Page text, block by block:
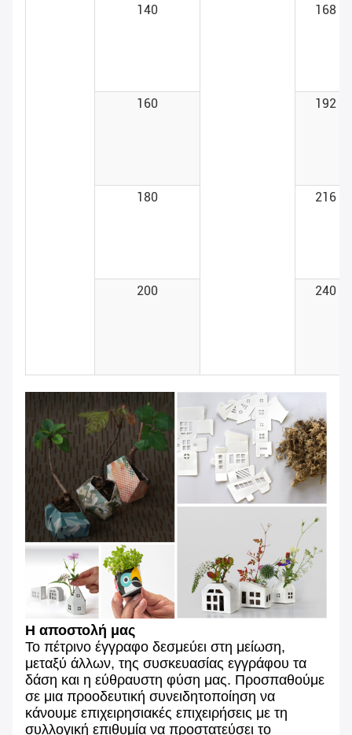
140 168
160 192
180 216
200 240
Η αποστολή μας
Το πέτρινο έγγραφο δεσμεύει στη μείωση,
μεταξύ άλλων, της συσκευασίας εγγράφου τα
δάση και η εύθραυστη φύση μας. Προσπαθούμε
σε μια προοδευτική συνειδητοποίηση να
κάνουμε επιχειρησιακές επιχειρήσεις με τη
συλλογική επιθυμία να προστατεύσει το